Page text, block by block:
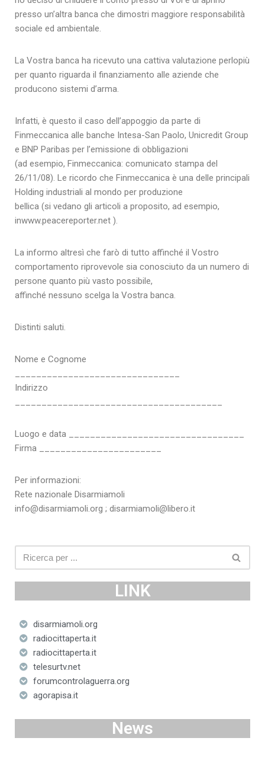
presso un’altra banca che dimostri maggiore responsabilità
sociale ed ambientale.
La Vostra banca ha ricevuto una cattiva valutazione perlopiù
per quanto riguarda il finanziamento alle aziende che
producono sistemi d’arma.
Infatti, è questo il caso dell’appoggio da parte di
Finmeccanica alle banche Intesa-San Paolo, Unicredit Group
e BNP Paribas per l’emissione di obbligazioni
(ad esempio, Finmeccanica: comunicato stampa del
26/11/08). Le ricordo che Finmeccanica è una delle principali
Holding industriali al mondo per produzione
bellica (si vedano gli articoli a proposito, ad esempio,
inwww.peacereporter.net ).
La informo altresì che farò di tutto affinché il Vostro
comportamento riprovevole sia conosciuto da un numero di
persone quanto più vasto possibile,
affinché nessuno scelga la Vostra banca.
Distinti saluti.
Nome e Cognome
Indirizzo
Luogo e data _________________________________
Firma _______________________
Per informazioni:
Rete nazionale Disarmiamoli
info@disarmiamoli.org ; disarmiamoli@libero.it
LINK
disarmiamoli.org
radiocittaperta.it
radiocittaperta.it
telesurtv.net
forumcontrolaguerra.org
agorapisa.it
News